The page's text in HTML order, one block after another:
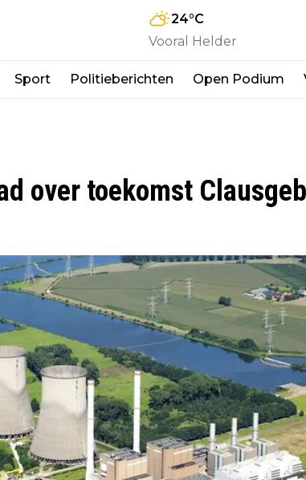
24°C
Vooral Helder
Sport Politieberichten Open Podium
over toekomst